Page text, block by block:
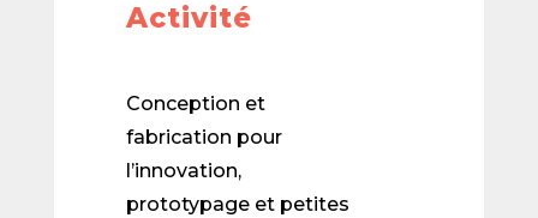
Activité
Conception et
fabrication pour
l’innovation,
prototypage et petites